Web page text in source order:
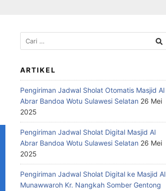
ARTIKEL
Pengiriman Jadwal Sholat Otomatis Masjid Al
Abrar Bandoa Wotu Sulawesi Selatan 26 Mei
2025
Pengiriman Jadwal Sholat Digital Masjid Al
Abrar Bandoa Wotu Sulawesi Selatan 26 Mei
2025
Pengiriman Jadwal Sholat Digital ke Masjid Al
Munawwaroh Kr. Nangkah Somber Gentong